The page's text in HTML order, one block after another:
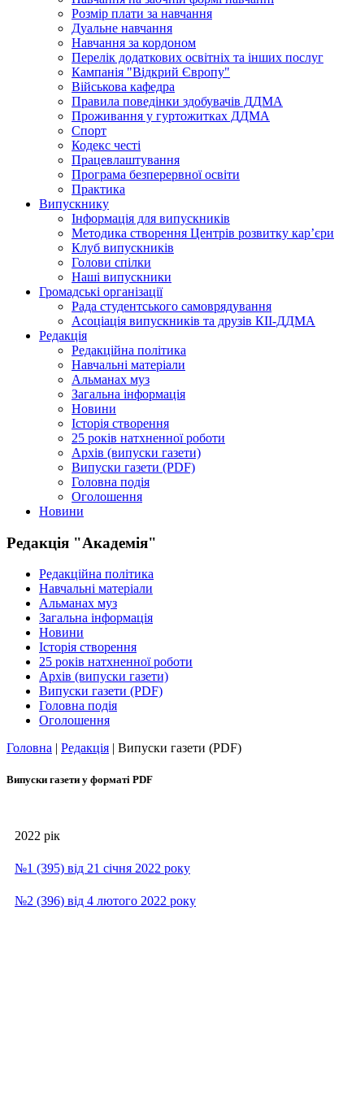
Розмір плати за навчання
Дуальне навчання
Навчання за кордоном
Перелік додаткових освітніх та інших послуг
Кампанія "Відкрий Європу"
Військова кафедра
Правила поведінки здобувачів ДДМА
Проживання у гуртожитках ДДМА
Спорт
Кодекс честі
Працевлаштування
Програма безперервної освіти
Практика
Випускнику
Інформація для випускників
Методика створення Центрів розвитку кар’єри
Клуб випускників
Голови спілки
Наші випускники
Громадські організації
Рада студентського самоврядування
Асоціація випускників та друзів КІІ-ДДМА
Редакція
Редакційна політика
Навчальні матеріали
Альманах муз
Загальна інформація
Новини
Історія створення
25 років натхненної роботи
Архів (випуски газети)
Випуски газети (PDF)
Головна подія
Оголошення
Новини
Редакція "Академія"
Редакційна політика
Навчальні матеріали
Альманах муз
Загальна інформація
Новини
Історія створення
25 років натхненної роботи
Архів (випуски газети)
Випуски газети (PDF)
Головна подія
Оголошення
Головна | Редакція | Випуски газети (PDF)
Випуски газети у форматі PDF
2022 рік
№1 (395) від 21 січня 2022 року
№2 (396) від 4 лютого 2022 року